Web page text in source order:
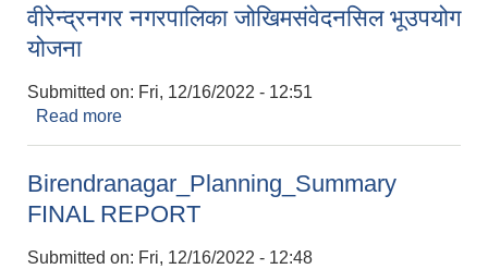
वीरेन्द्रनगर नगरपालिका जोखिमसंवेदनसिल भूउपयोग
योजना
Submitted on: Fri, 12/16/2022 - 12:51
Read more
Birendranagar_Planning_Summary
FINAL REPORT
Submitted on: Fri, 12/16/2022 - 12:48